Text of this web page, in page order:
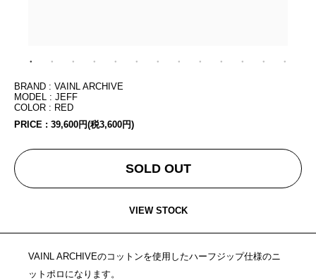
BRAND : VAINL ARCHIVE
MODEL : JEFF
COLOR : RED
PRICE : 39,600円(税3,600円)
SOLD OUT
VIEW STOCK
VAINL ARCHIVEのコットンを使用したハーフジップ仕様のニ
ットポロになります。